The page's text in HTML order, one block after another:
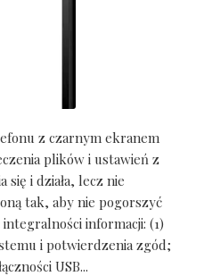
z czarnym ekranem
plików i ustawień z
i działa, lecz nie
tak, aby nie pogorszyć
informacji: (1)
i potwierdzenia zgód;
USB...